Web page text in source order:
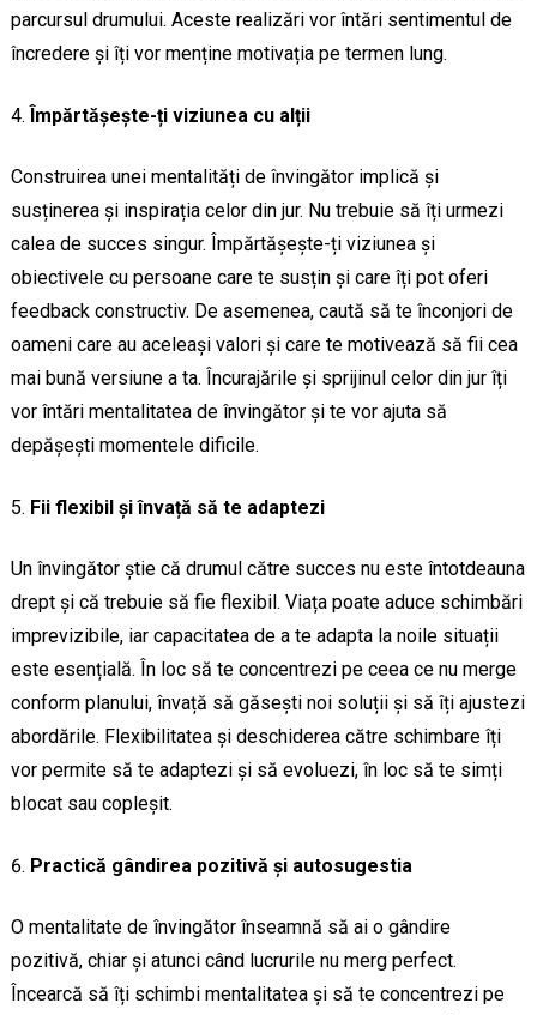
parcursul drumului. Aceste realizări vor întări sentimentul de
încredere și îți vor menține motivația pe termen lung.
Împărtășește-ți viziunea cu alții
Construirea unei mentalități de învingător implică și
susținerea și inspirația celor din jur. Nu trebuie să îți urmezi
calea de succes singur. Împărtășește-ți viziunea și
obiectivele cu persoane care te susțin și care îți pot oferi
feedback constructiv. De asemenea, caută să te înconjori de
oameni care au aceleași valori și care te motivează să fii cea
mai bună versiune a ta. Încurajările și sprijinul celor din jur îți
vor întări mentalitatea de învingător și te vor ajuta să
depășești momentele dificile.
Fii flexibil și învață să te adaptezi
Un învingător știe că drumul către succes nu este întotdeauna
drept și că trebuie să fie flexibil. Viața poate aduce schimbări
imprevizibile, iar capacitatea de a te adapta la noile situații
este esențială. În loc să te concentrezi pe ceea ce nu merge
conform planului, învață să găsești noi soluții și să îți ajustezi
abordările. Flexibilitatea și deschiderea către schimbare îți
vor permite să te adaptezi și să evoluezi, în loc să te simți
blocat sau copleșit.
Practică gândirea pozitivă și autosugestia
O mentalitate de învingător înseamnă să ai o gândire
pozitivă, chiar și atunci când lucrurile nu merg perfect.
Încearcă să îți schimbi mentalitatea și să te concentrezi pe